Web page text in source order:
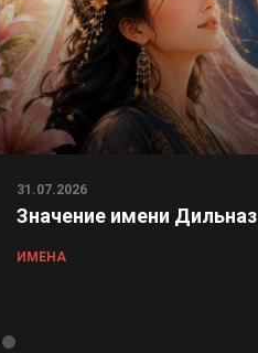
31.07.2026
Значение имени Дильназ
ИМЕНА